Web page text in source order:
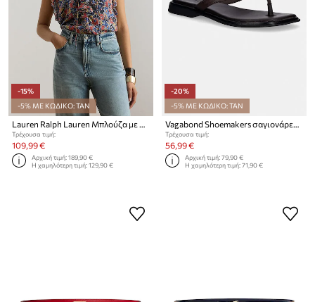
-15%
-5% ΜΕ ΚΩΔΙΚΟ: TAN
Τρέχουσα τιμή:
109,99 €
Αρχική τιμή:189,90 €
Η χαμηλότερη τιμή:129,90 €
-20%
-5% ΜΕ ΚΩΔΙΚΟ: TAN
Τρέχουσα τιμή:
56,99 €
Αρχική τιμή:79,90 €
Η χαμηλότερη τιμή:71,90 €